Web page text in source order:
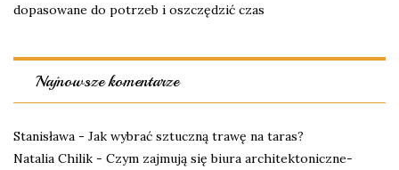
dopasowane do potrzeb i oszczędzić czas
Najnowsze komentarze
Stanisława - Jak wybrać sztuczną trawę na taras?
Natalia Chilik - Czym zajmują się biura architektoniczne-